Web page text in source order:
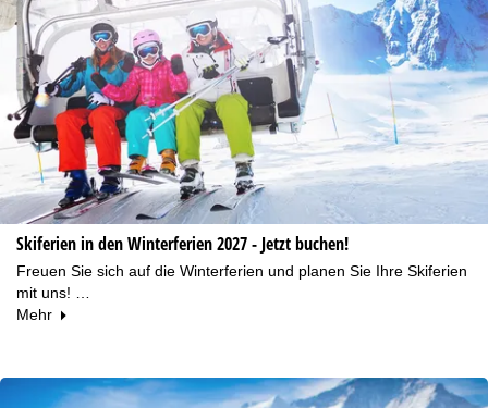
Skiferien in den Winterferien 2027 - Jetzt buchen!
Freuen Sie sich auf die Winterferien und planen Sie Ihre Skiferien
mit uns! …
Mehr